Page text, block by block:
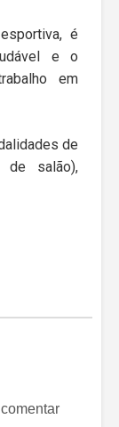
é
e o
em
de
de salão),